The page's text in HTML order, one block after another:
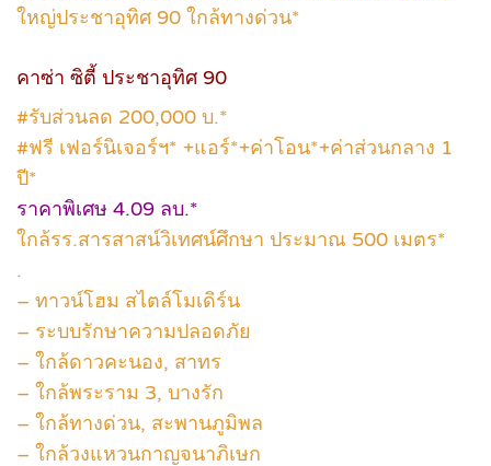
ใหญ่ประชาอุทิศ 90 ใกล้ทางด่วน*
คาซ่า ซิตี้ ประชาอุทิศ 90
#รับส่วนลด 200,000 บ.*
#ฟรี เฟอร์นิเจอร์ฯ* +แอร์*+ค่าโอน*+ค่าส่วนกลาง 1
ปี*
ราคาพิเศษ 4.09 ลบ.*
ใกล้รร.สารสาสน์วิเทศน์ศึกษา ประมาณ 500 เมตร*
.
– ทาวน์โฮม สไตล์โมเดิร์น
– ระบบรักษาความปลอดภัย
– ใกล้ดาวคะนอง, สาทร
– ใกล้พระราม 3, บางรัก
– ใกล้ทางด่วน, สะพานภูมิพล
– ใกล้วงแหวนกาญจนาภิเษก